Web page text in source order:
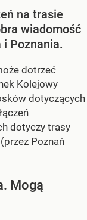
na trasie
wiadomość
Poznania.
dotrzeć
Kolejowy
dotyczących
dotyczy trasy
Poznań
Mogą